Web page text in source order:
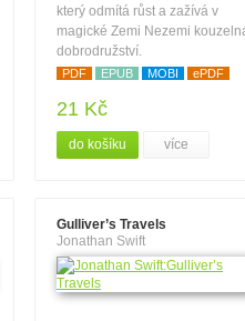
který odmítá růst a zažívá v
magické Zemi Nezemi
dobrodružství.
PDF EPUB MOBI ePDF
21 Kč
do košíku více
Gulliver’s Travels
Jonathan Swift